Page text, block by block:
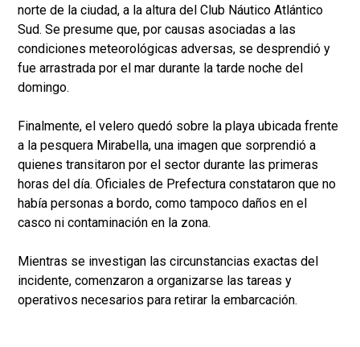
norte de la ciudad, a la altura del Club Náutico Atlántico
Sud. Se presume que, por causas asociadas a las
condiciones meteorológicas adversas, se desprendió y
fue arrastrada por el mar durante la tarde noche del
domingo.
Finalmente, el velero quedó sobre la playa ubicada frente
a la pesquera Mirabella, una imagen que sorprendió a
quienes transitaron por el sector durante las primeras
horas del día. Oficiales de Prefectura constataron que no
había personas a bordo, como tampoco daños en el
casco ni contaminación en la zona.
Mientras se investigan las circunstancias exactas del
incidente, comenzaron a organizarse las tareas y
operativos necesarios para retirar la embarcación.